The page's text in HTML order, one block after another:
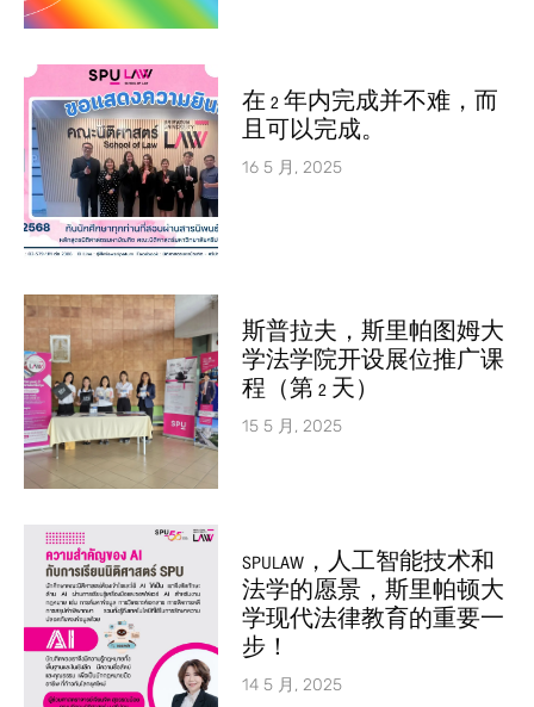
在 2 年内完成并不难，而
且可以完成。
16 5 月, 2025
斯普拉夫，斯里帕图姆大
学法学院开设展位推广课
程（第 2 天）
15 5 月, 2025
SPULAW，人工智能技术和
法学的愿景，斯里帕顿大
学现代法律教育的重要一
步！
14 5 月, 2025